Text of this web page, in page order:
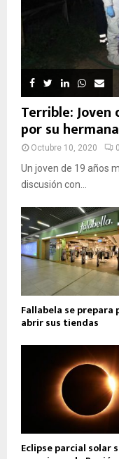
Terrible: Joven
por su
Octubre 10, 2020 0
Un joven de 19 años
discusión con...
Fallabela se prepara
abrir sus tiendas
Eclipse parcial solar